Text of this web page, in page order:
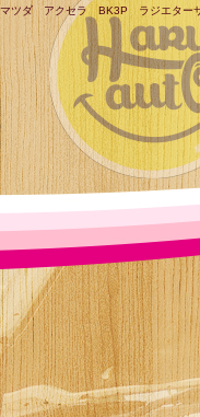
マツダ アクセラ BK3P ラジエターサ